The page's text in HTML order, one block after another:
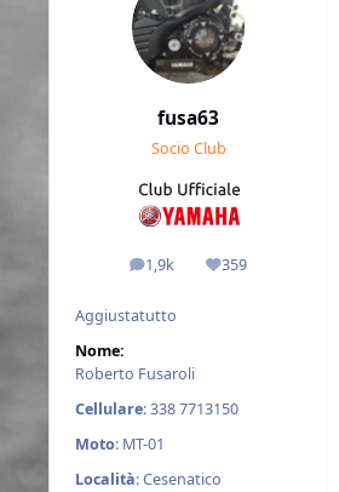
fusa63
Socio Club
1,9k
messaggi359
Reputazione
Aggiustatutto
Nome:
Roberto Fusaroli
Cellulare: 338 7713150
Moto: MT-01
Località: Cesenatico